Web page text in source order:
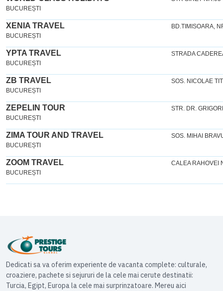
BUCUREȘTI
XENIA TRAVEL
BUCUREȘTI
BD.TIMISOARA,
YPTA TRAVEL
BUCUREȘTI
STRADA
ZB TRAVEL
BUCUREȘTI
SOS. NICOLAE
ZEPELIN TOUR
BUCUREȘTI
STR. DR.
ZIMA TOUR AND TRAVEL
BUCUREȘTI
SOS. MIHAI
ZOOM TRAVEL
BUCUREȘTI
CALEA RAHOVEI
Dedicati sa va oferim experiente de vacanta complete: culturale,
croaziere, pachete si sejururi de la cele mai cerute destinatii:
Turcia, Egipt, Europa la cele mai surprinzatoare. Mereu aici